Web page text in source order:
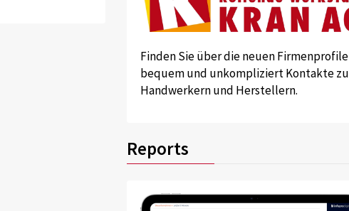
Finden Sie über die neuen Firmenprofile
bequem und unkompliziert Kontakte zu
Handwerkern und Herstellern.
Reports